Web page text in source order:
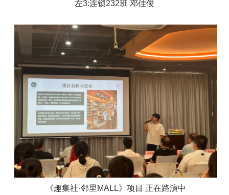
左3:连锁232班 邓佳俊
《趣集社·邻里MALL》项目 正在路演中